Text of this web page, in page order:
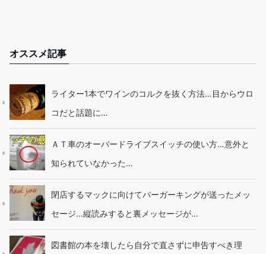
オススメ記事
ライター1本でワインのコルクを抜く方法…目からウロ
コだと話題に…
ＡＴ車のオーバードライブスイッチの使い方…意外と
知られていなかった…
閉店するマックに向けてバーガーキングが送ったメッ
セージ…縦読みすると裏メッセージが…
図書館の本を壊したら自分で直さずに申告すべき理